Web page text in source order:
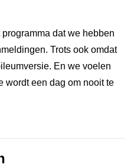
dat we hebben
Trots ook omdat
En we voelen
wordt een dag om nooit te